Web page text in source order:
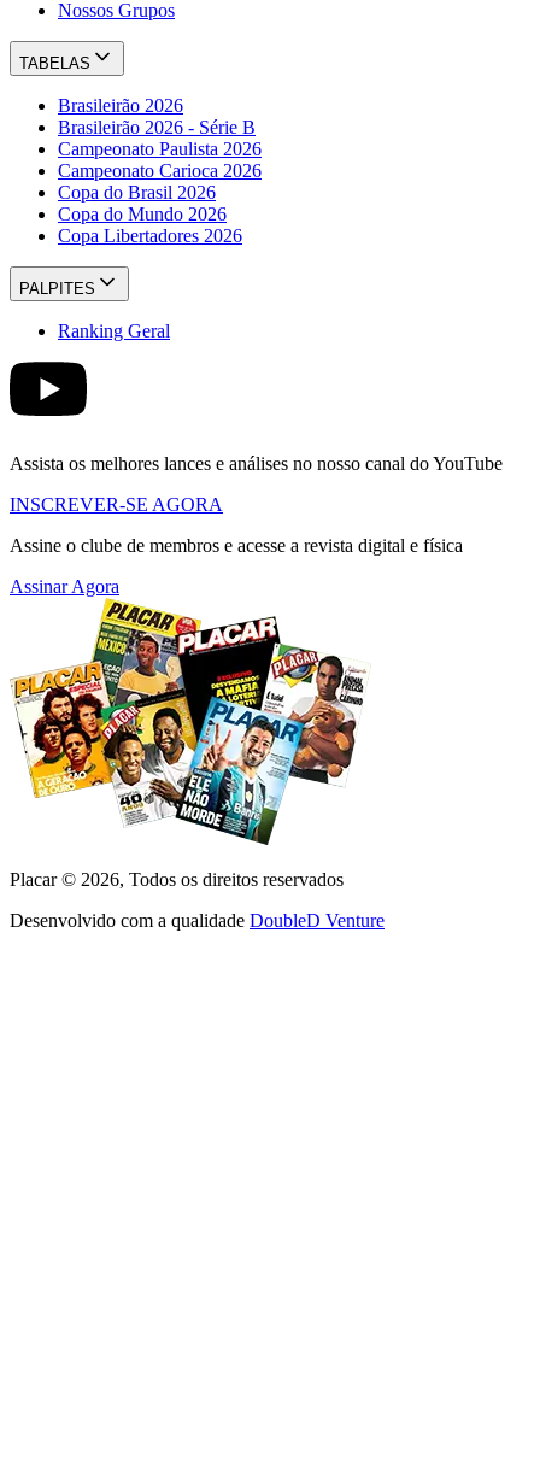
Nossos Grupos
TABELAS
Brasileirão 2026
Brasileirão 2026 - Série B
Campeonato Paulista 2026
Campeonato Carioca 2026
Copa do Brasil 2026
Copa do Mundo 2026
Copa Libertadores 2026
PALPITES
Ranking Geral
Assista os melhores lances e análises no nosso canal do YouTube
INSCREVER-SE AGORA
Assine o clube de membros e acesse a revista digital e física
Assinar Agora
Placar © 2026, Todos os direitos reservados
Desenvolvido com a qualidade DoubleD Venture